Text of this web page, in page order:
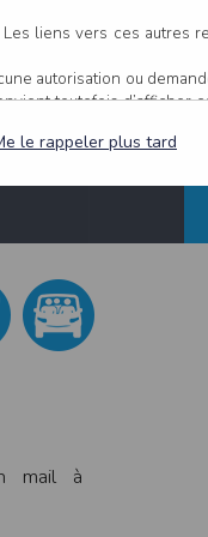
à
mail à
liens vers ces autres
autorisation ou
toutefois d’afficher
estime non conforme
comme étant fiables.
typographiques.
sur ce site.
avoir fait l’objet de
prend connaissance.
l’utilisateur, qui assume
l’interprétation ou de
hors du contrôle de
services.
le rappeler plus tard